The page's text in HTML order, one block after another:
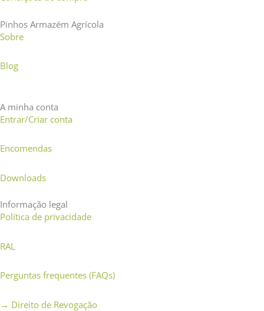
Pinhos Armazém Agrícola
Sobre
Blog
A minha conta
Entrar/Criar conta
Encomendas
Downloads
Informação legal
Política de privacidade
RAL
Perguntas frequentes (FAQs)
→ Direito de Revogação